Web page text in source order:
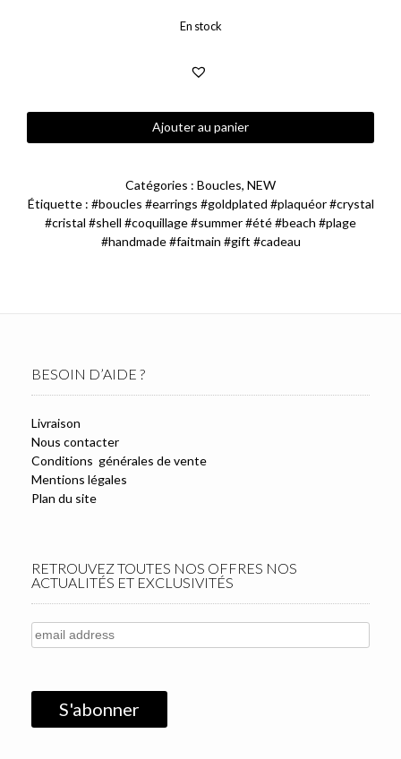
En stock
de
Tahiti
Ajouter au panier
Catégories : Boucles, NEW
Étiquette : #boucles #earrings #goldplated #plaquéor #crystal
#cristal #shell #coquillage #summer #été #beach #plage
#handmade #faitmain #gift #cadeau
BESOIN D’AIDE ?
Livraison
Nous contacter
Conditions générales de vente
Mentions légales
Plan du site
RETROUVEZ TOUTES NOS OFFRES NOS
ACTUALITÉS ET EXCLUSIVITÉS